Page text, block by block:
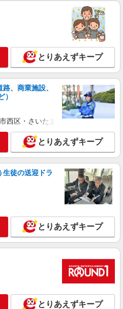
とりあえずキープ
、商業施設、
西区・さいたま市岩槻区・久喜市・
とりあえずキープ
生徒の送迎ドラ
とりあえずキープ
とりあえずキープ